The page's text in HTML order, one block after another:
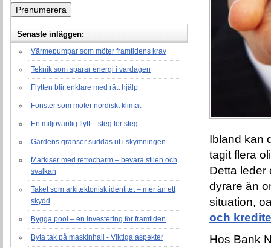
Senaste inläggen:
Värmepumpar som möter framtidens krav
Teknik som sparar energi i vardagen
Flytten blir enklare med rätt hjälp
Fönster som möter nordiskt klimat
En miljövänlig flytt – steg för steg
Gårdens gränser suddas ut i skymningen
Markiser med retrocharm – bevara stilen och
svalkan
Taket som arkitektonisk identitet – mer än ett
skydd
Bygga pool – en investering för framtiden
Byta tak på maskinhall - Viktiga aspekter
Ibland kan
tagit flera
Detta leder
dyrare än
situation,
och
Hos Bank